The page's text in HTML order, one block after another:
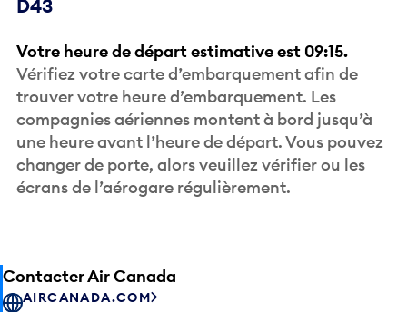
D43
Votre heure de départ estimative est 09:15.
Vérifiez votre carte d’embarquement afin de
trouver votre heure d’embarquement. Les
compagnies aériennes montent à bord jusqu’à
une heure avant l’heure de départ. Vous pouvez
changer de porte, alors veuillez vérifier ou les
écrans de l’aérogare régulièrement.
Contacter Air Canada
AIRCANADA.COM